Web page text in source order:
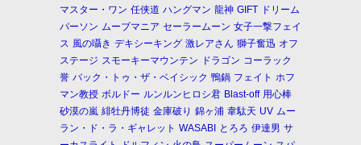
マスター・ワン 任侠道 ハングマン 龍神 GIFT ドリーム
パーソン ムーブマニア セーラームーン 女子一撃フェイ
ス 風の囁き デキシーキング 激レアさん 獅子奮迅 オフ
ステージ スモーキーマウンテン ドラゴン コーラック
誉 バック・トゥ・ザ・ベイシック 鴨鍋 フェイト ホフ
マン教授 ボルドー ルンルンヒロシ君 Blast-off 用心棒
砂漠の嵐 緋牡丹博徒 金庫破り 錦ヶ浦 韋駄天 UV ムー
ラン・ド・ラ・ギャレット WASABI とろろ 伊達男 サ